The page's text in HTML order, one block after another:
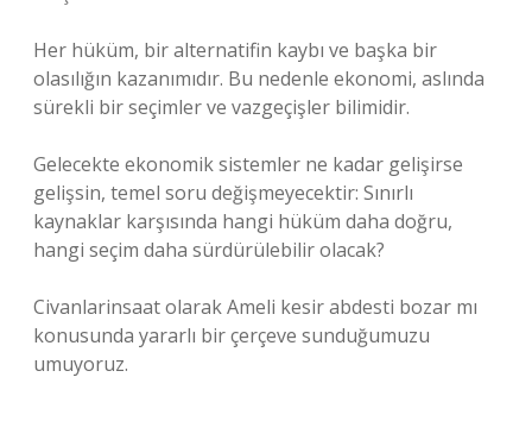
Her hüküm, bir alternatifin kaybı ve başka bir
olasılığın kazanımıdır. Bu nedenle ekonomi, aslında
sürekli bir seçimler ve vazgeçişler bilimidir.
Gelecekte ekonomik sistemler ne kadar gelişirse
gelişsin, temel soru değişmeyecektir: Sınırlı
kaynaklar karşısında hangi hüküm daha doğru,
hangi seçim daha sürdürülebilir olacak?
Civanlarinsaat olarak Ameli kesir abdesti bozar mı
konusunda yararlı bir çerçeve sunduğumuzu
umuyoruz.